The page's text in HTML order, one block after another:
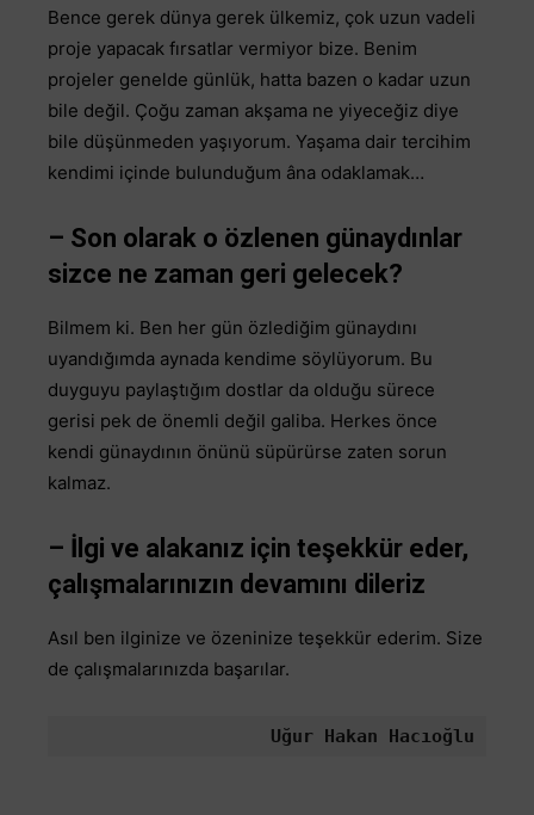
Bence gerek dünya gerek ülkemiz, çok uzun vadeli
proje yapacak fırsatlar vermiyor bize. Benim
projeler genelde günlük, hatta bazen o kadar uzun
bile değil. Çoğu zaman akşama ne yiyeceğiz diye
bile düşünmeden yaşıyorum. Yaşama dair tercihim
kendimi içinde bulunduğum âna odaklamak…
– Son olarak o özlenen günaydınlar
sizce ne zaman geri gelecek?
Bilmem ki. Ben her gün özlediğim günaydını
uyandığımda aynada kendime söylüyorum. Bu
duyguyu paylaştığım dostlar da olduğu sürece
gerisi pek de önemli değil galiba. Herkes önce
kendi günaydının önünü süpürürse zaten sorun
kalmaz.
– İlgi ve alakanız için teşekkür eder,
çalışmalarınızın devamını dileriz
Asıl ben ilginize ve özeninize teşekkür ederim. Size
de çalışmalarınızda başarılar.
Uğur Hakan Hacıoğlu